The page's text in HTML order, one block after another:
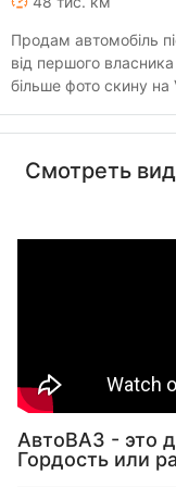
Продам автомобіль
від першого власника бралась
більше фото скину на
Смотреть
АвтоВАЗ - это
Гордость или